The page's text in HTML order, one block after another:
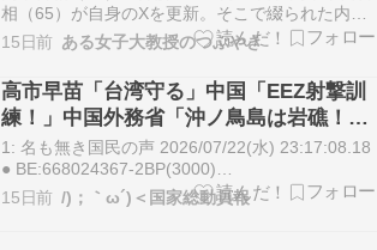
相（65）が自身のXを更新。そこで綴られた内容
が、ネット上で大きな波紋を広げている。首相は
20日22時頃に、約600文字におよぶ長文投稿をポ
スト。《7月に入ってからの土日...続きを読む >>
15日前 ある女子大教授のつぶやき
高市早苗「台湾守る」中国「EEZ射撃訓
練！」中国外務省「沖ノ鳥島は岩礁！」
高市政権「中国側の言い分拒否！」中国
海警局「ﾌｨﾘﾋﾟﾝ軍を海の上で襲撃！(負
傷者発生」→
1: 名も無き国民の声 2026/07/22(水) 23:17:08.18
● BE:668024367-2BP(3000)
https://hayabusa3.2ch.sc/test/read.cgi/news/
名も無き国民の声 2026/07/2…
15日前 /)；｀ω´)＜国家総動員報